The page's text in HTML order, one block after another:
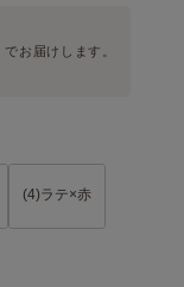
でお届けします。
(4)ラテ×赤